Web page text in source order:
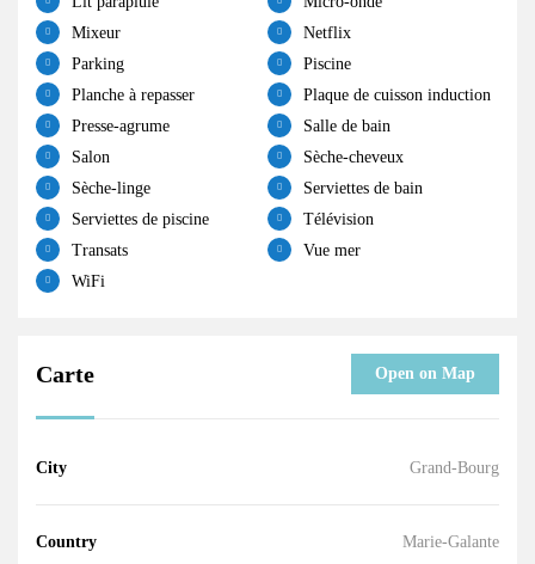
Mixeur
Netflix
Parking
Piscine
Planche à repasser
Plaque de cuisson induction
Presse-agrume
Salle de bain
Salon
Sèche-cheveux
Sèche-linge
Serviettes de bain
Serviettes de piscine
Télévision
Transats
Vue mer
WiFi
Carte Open on Map
City Grand-Bourg
Country Marie-Galante